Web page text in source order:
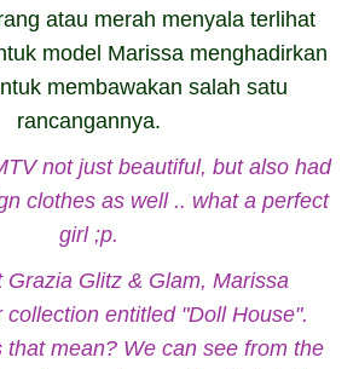
atau merah menyala terlihat
model Marissa menghadirkan
membawakan salah satu
rancangannya.
not just beautiful, but also had
clothes as well .. what a perfect
girl ;p.
Grazia Glitz & Glam, Marissa
collection entitled "Doll House".
that mean? We can see from the